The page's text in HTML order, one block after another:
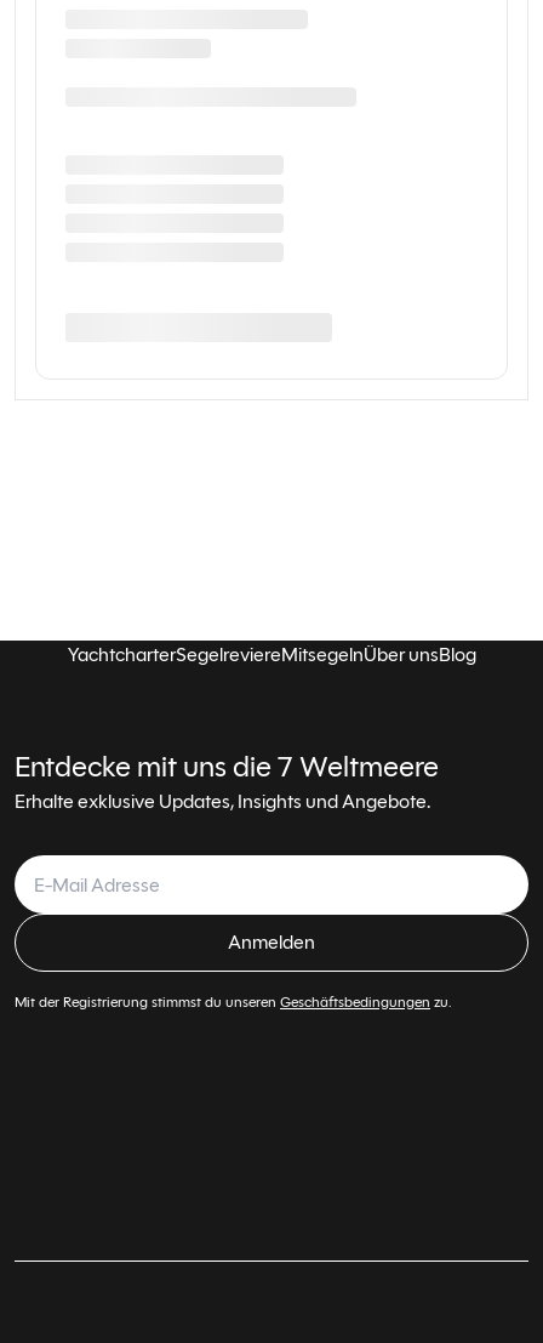
YachtcharterSegelreviereMitsegelnÜber unsBlog
Entdecke mit uns die 7 Weltmeere
Erhalte exklusive Updates, Insights und Angebote.
Anmelden
Mit der Registrierung stimmst du unseren Geschäftsbedingungen zu.